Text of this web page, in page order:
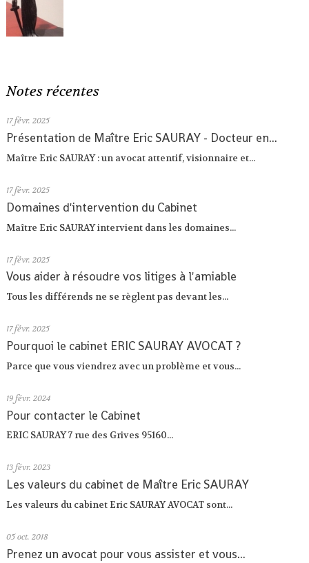
Notes récentes
17 févr. 2025
Présentation de Maître Eric SAURAY - Docteur en...
Maître Eric SAURAY : un avocat attentif, visionnaire et...
17 févr. 2025
Domaines d'intervention du Cabinet
Maître Eric SAURAY intervient dans les domaines...
17 févr. 2025
Vous aider à résoudre vos litiges à l'amiable
Tous les différends ne se règlent pas devant les...
17 févr. 2025
Pourquoi le cabinet ERIC SAURAY AVOCAT ?
Parce que vous viendrez avec un problème et vous...
19 févr. 2024
Pour contacter le Cabinet
ERIC SAURAY 7 rue des Grives 95160...
13 févr. 2023
Les valeurs du cabinet de Maître Eric SAURAY
Les valeurs du cabinet Eric SAURAY AVOCAT sont...
05 oct. 2018
Prenez un avocat pour vous assister et vous...